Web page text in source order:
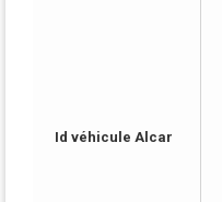
Id véhicule Alcar